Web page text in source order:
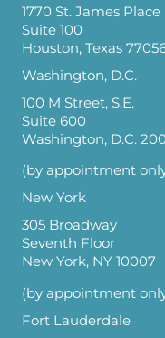
1770 St. James Place
Suite 100
Houston, Texas
Washington, D.C.
100 M Street, S.E.
Suite 600
Washington, D.C.
(by appointment
New York
305 Broadway
Seventh Floor
New York, NY 10007
(by appointment
Fort Lauderdale